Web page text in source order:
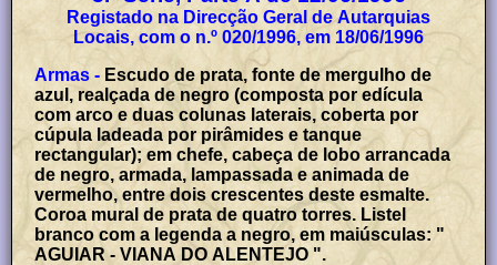
Registado na Direcção Geral de Autarquias
Locais, com o n.º 020/1996, em 18/06/1996
Armas - Escudo de prata, fonte de mergulho de
azul, realçada de negro (composta por edícula
com arco e duas colunas laterais, coberta por
cúpula ladeada por pirâmides e tanque
rectangular); em chefe, cabeça de lobo arrancada
de negro, armada, lampassada e animada de
vermelho, entre dois crescentes deste esmalte.
Coroa mural de prata de quatro torres. Listel
branco com a legenda a negro, em maiúsculas: "
AGUIAR - VIANA DO ALENTEJO ".